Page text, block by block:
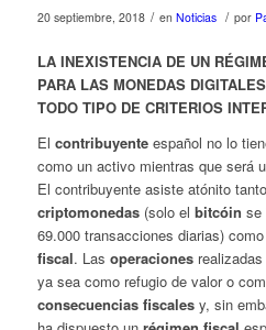
20 septiembre, 2018 / en Noticias / por
LA INEXISTENCIA DE UN
PARA LAS MONEDAS
TODO TIPO DE CRITERIOS
El contribuyenteespañol no lo
como un activo mientras que será
El contribuyente asiste atónito
criptomonedas(solo el bitcóin se
69.000 transacciones diarias)
fiscal. Las operacionesrealizadas
ya sea como refugio de valor o
consecuencias fiscalesy, sin